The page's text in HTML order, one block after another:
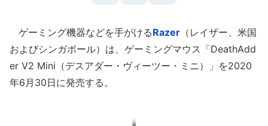
ゲーミング機器などを手がけるRazer （レイザー、米国
およびシンガポール）は、ゲーミングマウス「DeathAdd
er V2 Mini（デスアダー・ヴィーツー・ミニ）」を2020
年6月30日に発売する。